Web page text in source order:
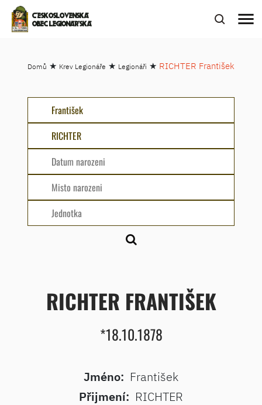
ČESKOSLOVENSKÁ
OBEC LEGIONÁŘSKÁ
menu
Domů ★ Krev Legionáře ★ Legionáři ★ RICHTER František
RICHTER FRANTIŠEK
*18.10.1878
Jméno: František
Přijmení: RICHTER